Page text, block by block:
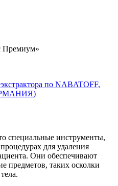
Премиум»
по NABATOFF,
специальные инструменты,
для удаления
Они обеспечивают
предметов, таких осколки